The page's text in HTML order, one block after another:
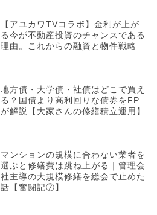
【アユカワTVコラボ】金利が上が
る今が不動産投資のチャンスである
理由。これからの融資と物件戦略
地方債・大学債・社債はどこで買え
る？国債より高利回りな債券をFP
が解説【大家さんの修繕積立運用】
マンションの規模に合わない業者を
選ぶと修繕費は跳ね上がる｜管理会
社主導の大規模修繕を総会で止めた
話【奮闘記⑦】